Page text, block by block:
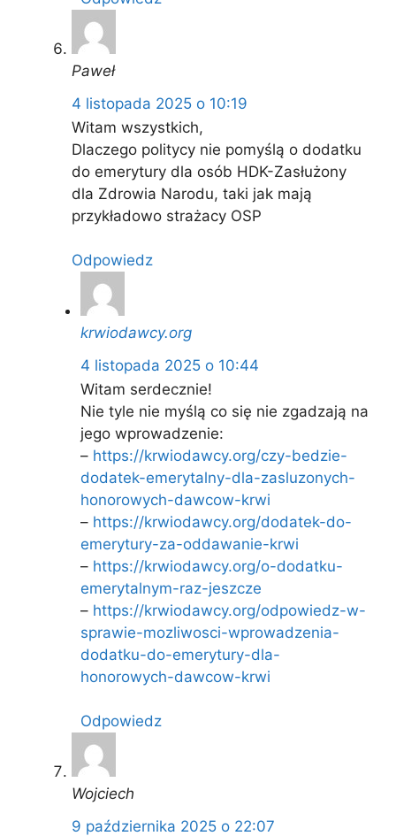
Paweł
4 listopada 2025 o 10:19
Witam wszystkich,
Dlaczego politycy nie pomyślą o dodatku
do emerytury dla osób HDK-Zasłużony
dla Zdrowia Narodu, taki jak mają
przykładowo strażacy OSP
Odpowiedz
krwiodawcy.org
4 listopada 2025 o 10:44
Witam serdecznie!
Nie tyle nie myślą co się nie zgadzają na
jego wprowadzenie:
– https://krwiodawcy.org/czy-bedzie-
dodatek-emerytalny-dla-zasluzonych-
honorowych-dawcow-krwi
– https://krwiodawcy.org/dodatek-do-
emerytury-za-oddawanie-krwi
– https://krwiodawcy.org/o-dodatku-
emerytalnym-raz-jeszcze
– https://krwiodawcy.org/odpowiedz-w-
sprawie-mozliwosci-wprowadzenia-
dodatku-do-emerytury-dla-
honorowych-dawcow-krwi
Odpowiedz
Wojciech
9 października 2025 o 22:07